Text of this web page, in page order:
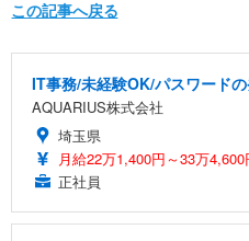
この記事へ戻る
IT事務/未経験OK/パスワード
AQUARIUS株式会社
埼玉県
月給22万1,400円～33万4,600
正社員